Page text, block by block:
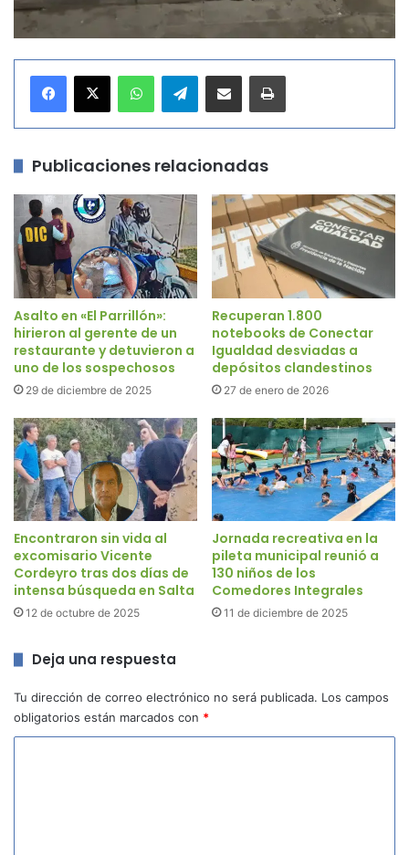
Telegram
Publicaciones relacionadas
Asalto en «El Parrillón»:
hirieron al gerente de un
restaurante y detuvieron a
uno de los sospechosos
29 de diciembre de 2025
Recuperan 1.800
notebooks de Conectar
Igualdad desviadas a
depósitos clandestinos
27 de enero de 2026
Encontraron sin vida al
excomisario Vicente
Cordeyro tras dos días de
intensa búsqueda en Salta
12 de octubre de 2025
Jornada recreativa en la
pileta municipal reunió a
130 niños de los
Comedores Integrales
11 de diciembre de 2025
Deja una respuesta
Tu dirección de correo electrónico no será publicada. Los campos
obligatorios están marcados con *